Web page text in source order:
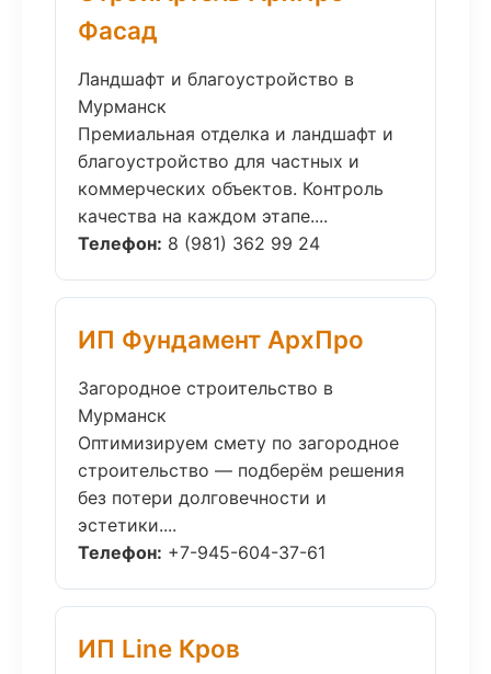
Фасад
Ландшафт и благоустройство в
Мурманск
Премиальная отделка и ландшафт и
благоустройство для частных и
коммерческих объектов. Контроль
качества на каждом этапе....
Телефон: 8 (981) 362 99 24
ИП Фундамент АрхПро
Загородное строительство в
Мурманск
Оптимизируем смету по загородное
строительство — подберём решения
без потери долговечности и
эстетики....
Телефон: +7-945-604-37-61
ИП Line Кров